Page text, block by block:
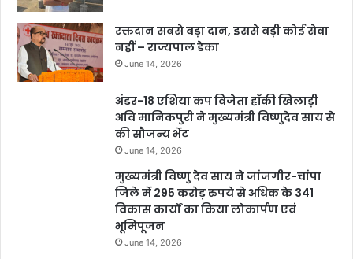
रक्तदान सबसे बड़ा दान, इससे बड़ी कोई सेवा
नहीं – राज्यपाल डेका
June 14, 2026
अंडर-18 एशिया कप विजेता हॉकी खिलाड़ी
अवि मानिकपुरी ने मुख्यमंत्री विष्णुदेव साय से
की सौजन्य भेंट
June 14, 2026
मुख्यमंत्री विष्णु देव साय ने जांजगीर-चांपा
जिले में 295 करोड़ रुपये से अधिक के 341
विकास कार्यों का किया लोकार्पण एवं
भूमिपूजन
June 14, 2026